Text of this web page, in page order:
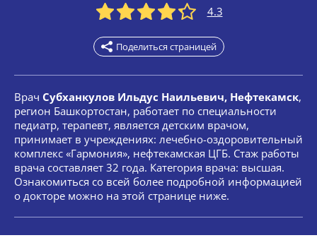
4.3
Поделиться страницей
Врач Субханкулов Ильдус Наильевич, Нефтекамск,
регион Башкортостан, работает по специальности
педиатр, терапевт, является детским врачом,
принимает в учреждениях: лечебно-оздоровительный
комплекс «Гармония», нефтекамская ЦГБ. Стаж работы
врача составляет 32 года. Категория врача: высшая.
Ознакомиться со всей более подробной информацией
о докторе можно на этой странице ниже.